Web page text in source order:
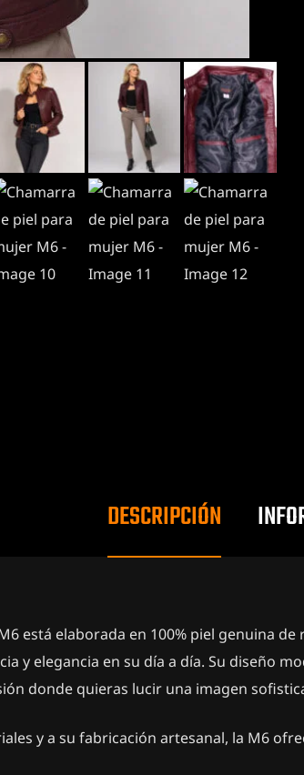
DESCRIPCIÓN
está elaborada en 100% piel genuina
y elegancia en su día a día. Su diseño
donde quieras lucir una imagen
y a su fabricación artesanal, la M6